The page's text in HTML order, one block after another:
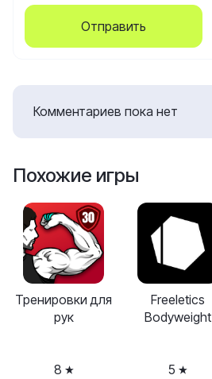
Отправить
Комментариев пока нет
Похожие игры
Тренировки для
рук
8
Freeletics
Bodyweight
5